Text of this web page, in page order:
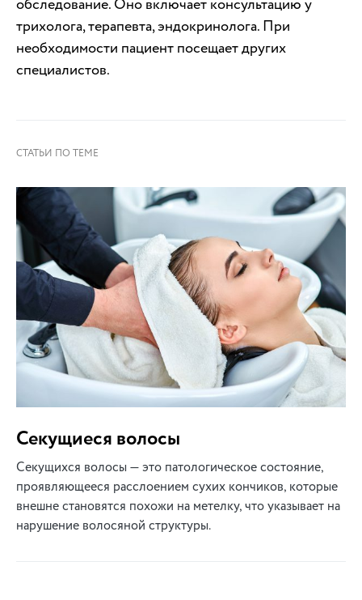
обследование. Оно включает консультацию у
трихолога, терапевта, эндокринолога. При
необходимости пациент посещает других
специалистов.
Секущиеся волосы
Секущихся волосы — это патологическое состояние,
проявляющееся расслоением сухих кончиков, которые
внешне становятся похожи на метелку, что указывает на
нарушение волосяной структуры.